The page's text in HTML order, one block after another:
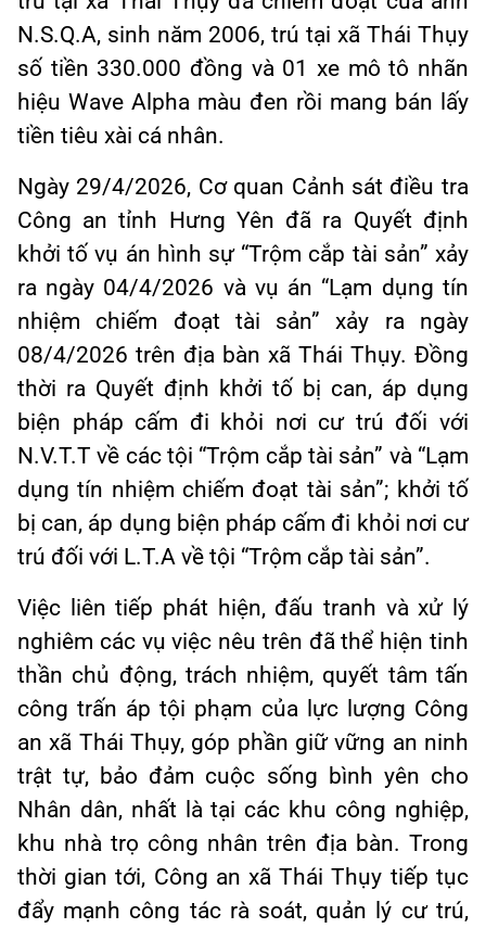
N.S.Q.A, sinh năm 2006, trú tại xã Thái Thụy
số tiền 330.000 đồng và 01 xe mô tô nhãn
hiệu Wave Alpha màu đen rồi mang bán lấy
tiền tiêu xài cá nhân.
Ngày 29/4/2026, Cơ quan Cảnh sát điều tra
Công an tỉnh Hưng Yên đã ra Quyết định
khởi tố vụ án hình sự “Trộm cắp tài sản” xảy
ra ngày 04/4/2026 và vụ án “Lạm dụng tín
nhiệm chiếm đoạt tài sản” xảy ra ngày
08/4/2026 trên địa bàn xã Thái Thụy. Đồng
thời ra Quyết định khởi tố bị can, áp dụng
biện pháp cấm đi khỏi nơi cư trú đối với
N.V.T.T về các tội “Trộm cắp tài sản” và “Lạm
dụng tín nhiệm chiếm đoạt tài sản”; khởi tố
bị can, áp dụng biện pháp cấm đi khỏi nơi cư
trú đối với L.T.A về tội “Trộm cắp tài sản”.
Việc liên tiếp phát hiện, đấu tranh và xử lý
nghiêm các vụ việc nêu trên đã thể hiện tinh
thần chủ động, trách nhiệm, quyết tâm tấn
công trấn áp tội phạm của lực lượng Công
an xã Thái Thụy, góp phần giữ vững an ninh
trật tự, bảo đảm cuộc sống bình yên cho
Nhân dân, nhất là tại các khu công nghiệp,
khu nhà trọ công nhân trên địa bàn. Trong
thời gian tới, Công an xã Thái Thụy tiếp tục
đẩy mạnh công tác rà soát, quản lý cư trú,